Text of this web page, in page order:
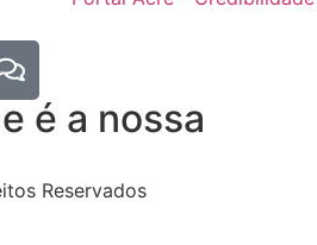
é a nossa
Reservados